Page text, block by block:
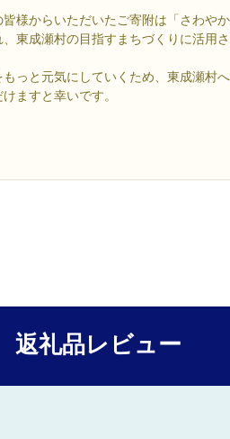
様からいただいたご寄附は「さわや
東成瀬村の目指すまちづくりに活用
もっと元気にしていくため、東成瀬村
ますと幸いです。
返礼品レビュー